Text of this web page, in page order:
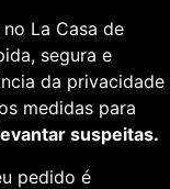
La Casa de
segura e
da privacidade
medidas para
suspeitas.
pedido é